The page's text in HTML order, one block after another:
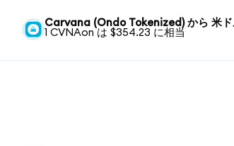
Carvana (Ondo Tokenized) から 米ド
1 CVNAon は $354.23 に相当